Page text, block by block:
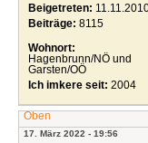
Beigetreten:
Beiträge: 8115
Wohnort:
Hagenbrunn/NÖ und
Garsten/OÖ
Ich imkere seit: 2004
Oben
17. März 2022 - 19:56